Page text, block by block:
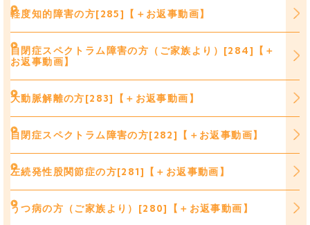
軽度知的障害の方[285]【＋お返事動画】
自閉症スペクトラム障害の方（ご家族より）[284]【＋
お返事動画】
大動脈解離の方[283]【＋お返事動画】
自閉症スペクトラム障害の方[282]【＋お返事動画】
左続発性股関節症の方[281]【＋お返事動画】
うつ病の方（ご家族より）[280]【＋お返事動画】